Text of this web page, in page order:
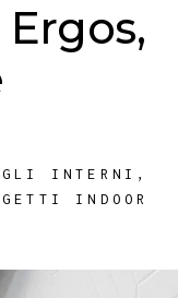
INTERNI ,
INDOOR